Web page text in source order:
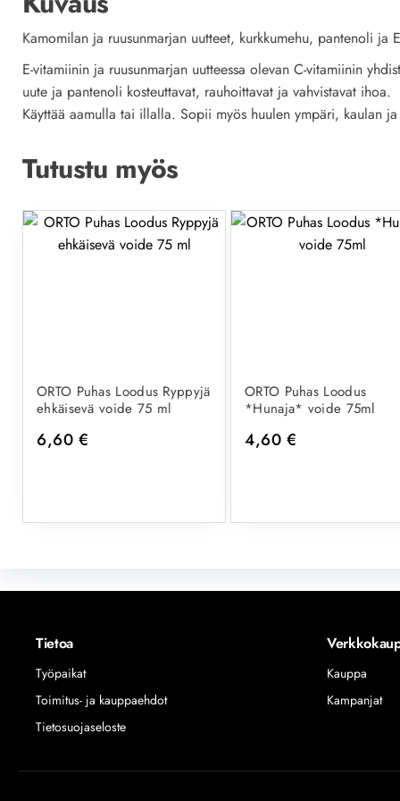
Kamomilan ja ruusunmarjan uutteet, kurkkumehu, pantenoli ja
E-vitamiinin ja ruusunmarjan uutteessa olevan C-vitamiinin
uute ja pantenoli kosteuttavat, rauhoittavat ja vahvistavat ihoa.
Käyttää aamulla tai illalla. Sopii myös huulen ympäri, kaulan ja
Tutustu myös
ORTO Puhas Loodus Ryppyjä
ehkäisevä voide 75 ml
6,60 €
ORTO Puhas Loodus
*Hunaja* voide 75ml
4,60 €
Tietoa
Työpaikat
Toimitus- ja kauppaehdot
Tietosuojaseloste
Kauppa
Kampanjat